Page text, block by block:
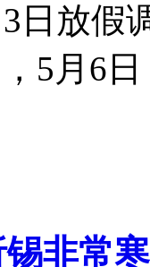
日放假
5月6
非常